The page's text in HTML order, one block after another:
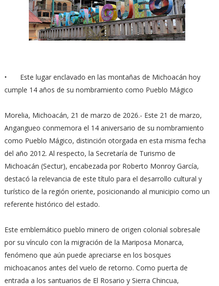
•
Este lugar enclavado en las montañas de Michoacán hoy
cumple 14 años de su nombramiento como Pueblo Mágico
Morelia, Michoacán, 21 de marzo de 2026.- Este 21 de marzo,
Angangueo conmemora el 14 aniversario de su nombramiento
como Pueblo Mágico, distinción otorgada en esta misma fecha
del año 2012. Al respecto, la Secretaría de Turismo de
Michoacán (Sectur), encabezada por Roberto Monroy García,
destacó la relevancia de este título para el desarrollo cultural y
turístico de la región oriente, posicionando al municipio como un
referente histórico del estado.
Este emblemático pueblo minero de origen colonial sobresale
por su vínculo con la migración de la Mariposa Monarca,
fenómeno que aún puede apreciarse en los bosques
michoacanos antes del vuelo de retorno. Como puerta de
entrada a los santuarios de El Rosario y Sierra Chincua,